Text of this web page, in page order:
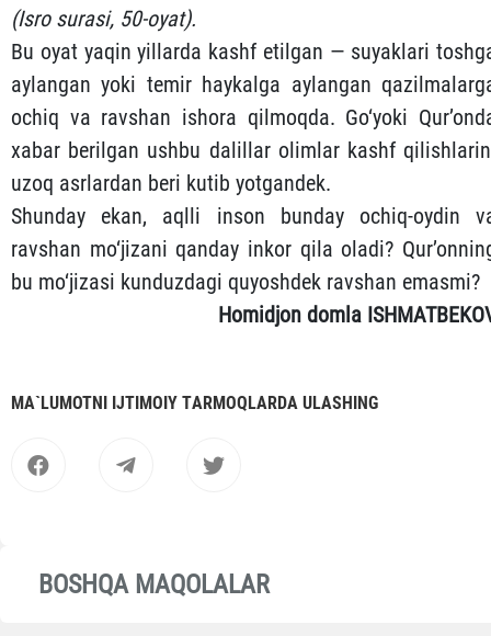
(Isro surasi, 50-oyat).
Bu oyat yaqin yillarda kashf etilgan — suyaklari
aylangan yoki temir haykalga aylangan
ochiq va ravshan ishora qilmoqda. Go‘yoki
xabar berilgan ushbu dalillar olimlar kashf
uzoq asrlardan beri kutib yotgandek.
Shunday ekan, aqlli inson bunday ochiq-oydin
ravshan mo‘jizani qanday inkor qila oladi?
bu mo‘jizasi kunduzdagi quyoshdek ravshan emasmi?
Homidjon domla
MА`LUMOTNI IJTIMOIY TАRMOQLАRDА ULАSHING
BOSHQA MAQOLALAR